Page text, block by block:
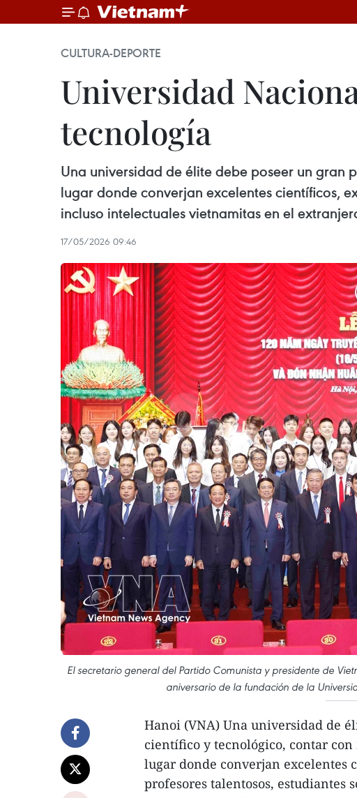
CULTURA-DEPORTE
Universidad
tecnología
Una universidad de élite debe poseer un gran
lugar donde converjan excelentes científicos,
incluso intelectuales vietnamitas en el
17/05/2026 09:46
El secretario general del Partido Comunista y presidente de
aniversario de la fundación de la
Hanoi (VNA) Una universidad de
científico y tecnológico, contar
lugar donde converjan excelentes
profesores talentosos, estudiantes